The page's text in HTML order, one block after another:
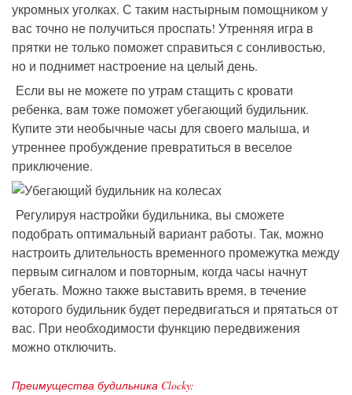
укромных уголках. С таким настырным помощником у
вас точно не получиться проспать! Утренняя игра в
прятки не только поможет справиться с сонливостью,
но и поднимет настроение на целый день.
Если вы не можете по утрам стащить с кровати
ребенка, вам тоже поможет убегающий будильник.
Купите эти необычные часы для своего малыша, и
утреннее пробуждение превратиться в веселое
приключение.
Регулируя настройки будильника, вы сможете
подобрать оптимальный вариант работы. Так, можно
настроить длительность временного промежутка между
первым сигналом и повторным, когда часы начнут
убегать. Можно также выставить время, в течение
которого будильник будет передвигаться и прятаться от
вас. При необходимости функцию передвижения
можно отключить.
Преимущества будильника Clocky: